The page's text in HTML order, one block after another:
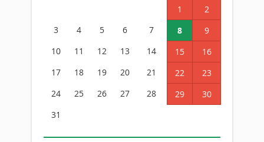
1
2
3
4 5 6 7 8
9
10
11 12 13 14 15
16
17
18 19 20 21 22
23
24
25 26 27 28 29
30
31